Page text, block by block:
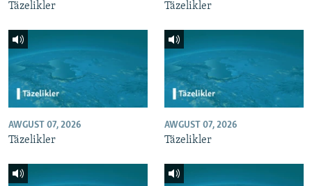
Täzelikler Täzelikler
AWGUST 07, 2026
Täzelikler
AWGUST 07, 2026
Täzelikler